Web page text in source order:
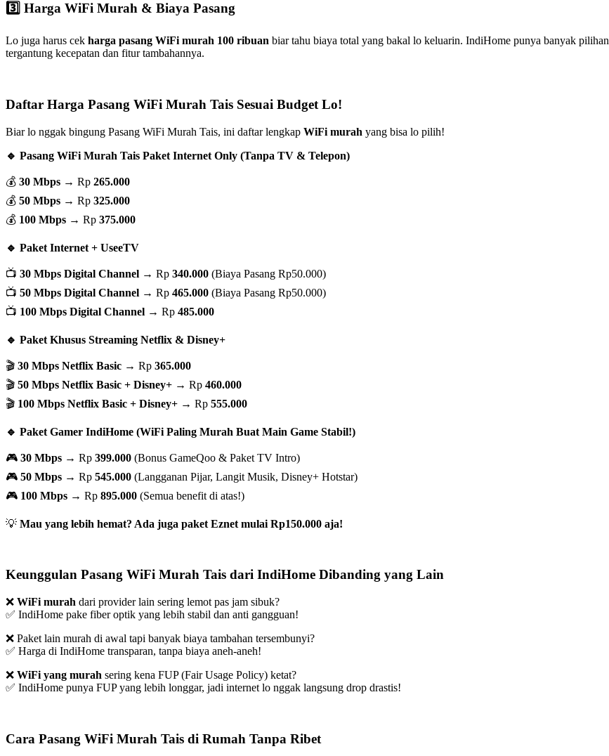
3️⃣ Harga WiFi Murah & Biaya Pasang
Lo juga harus cek harga pasang WiFi murah 100 ribuan biar tahu biaya total yang bakal lo keluarin. IndiHome punya banyak pilihan
tergantung kecepatan dan fitur tambahannya.
Daftar Harga Pasang WiFi Murah Tais Sesuai Budget Lo!
Biar lo nggak bingung Pasang WiFi Murah Tais, ini daftar lengkap WiFi murah yang bisa lo pilih!
🔹 Pasang WiFi Murah Tais Paket Internet Only (Tanpa TV & Telepon)
💰 30 Mbps → Rp 265.000
💰 50 Mbps → Rp 325.000
💰 100 Mbps → Rp 375.000
🔹 Paket Internet + UseeTV
📺 30 Mbps Digital Channel → Rp 340.000 (Biaya Pasang Rp50.000)
📺 50 Mbps Digital Channel → Rp 465.000 (Biaya Pasang Rp50.000)
📺 100 Mbps Digital Channel → Rp 485.000
🔹 Paket Khusus Streaming Netflix & Disney+
🎬 30 Mbps Netflix Basic → Rp 365.000
🎬 50 Mbps Netflix Basic + Disney+ → Rp 460.000
🎬 100 Mbps Netflix Basic + Disney+ → Rp 555.000
🔹 Paket Gamer IndiHome (WiFi Paling Murah Buat Main Game Stabil!)
🎮 30 Mbps → Rp 399.000 (Bonus GameQoo & Paket TV Intro)
🎮 50 Mbps → Rp 545.000 (Langganan Pijar, Langit Musik, Disney+ Hotstar)
🎮 100 Mbps → Rp 895.000 (Semua benefit di atas!)
💡 Mau yang lebih hemat? Ada juga paket Eznet mulai Rp150.000 aja!
Keunggulan Pasang WiFi Murah Tais dari IndiHome Dibanding yang Lain
❌ WiFi murah dari provider lain sering lemot pas jam sibuk?
✅ IndiHome pake fiber optik yang lebih stabil dan anti gangguan!
❌ Paket lain murah di awal tapi banyak biaya tambahan tersembunyi?
✅ Harga di IndiHome transparan, tanpa biaya aneh-aneh!
❌ WiFi yang murah sering kena FUP (Fair Usage Policy) ketat?
✅ IndiHome punya FUP yang lebih longgar, jadi internet lo nggak langsung drop drastis!
Cara Pasang WiFi Murah Tais di Rumah Tanpa Ribet